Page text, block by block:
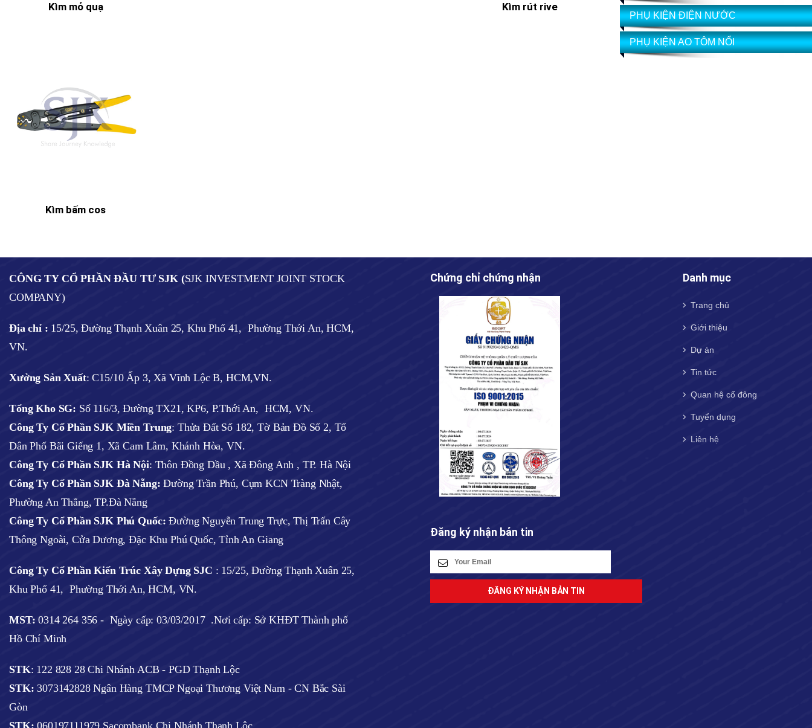
Kìm mỏ quạ Kìm rút rive
Kìm bấm cos
PHỤ KIỆN ĐIỆN NƯỚC
PHỤ KIỆN AO TÔM NỔI
CÔNG TY CỔ PHẦN ĐẦU TƯ SJK (SJK INVESTMENT JOINT STOCK
COMPANY)
Địa chỉ : 15/25, Đường Thạnh Xuân 25, Khu Phố 41, Phường Thới An, HCM,
VN.
Xưởng Sản Xuất: C15/10 Ấp 3, Xã Vĩnh Lộc B, HCM,VN.
Tổng Kho SG: Số 116/3, Đường TX21, KP6, P.Thới An, HCM, VN.
Công Ty Cổ Phần SJK Miền Trung: Thửa Đất Số 182, Tờ Bản Đồ Số 2, Tổ
Dân Phố Bãi Giếng 1, Xã Cam Lâm, Khánh Hòa, VN.
Công Ty Cổ Phần SJK Hà Nội: Thôn Đồng Dầu , Xã Đông Anh , TP. Hà Nội
Công Ty Cổ Phần SJK Đà Nẵng: Đường Trần Phú, Cụm KCN Tràng Nhật,
Phường An Thắng, TP.Đà Nẵng
Công Ty Cổ Phần SJK Phú Quốc: Đường Nguyễn Trung Trực, Thị Trấn Cây
Thông Ngoài, Cửa Dương, Đặc Khu Phú Quốc, Tỉnh An Giang
Công Ty Cổ Phần Kiến Trúc Xây Dựng SJC : 15/25, Đường Thạnh Xuân 25,
Khu Phố 41, Phường Thới An, HCM, VN.
MST:0314 264 356 - Ngày cấp: 03/03/2017 .Nơi cấp: Sở KHĐT Thành phố
Hồ Chí Minh
STK: 122 828 28 Chi Nhánh ACB - PGD Thạnh Lộc
STK: 3073142828 Ngân Hàng TMCP Ngoại Thương Việt Nam - CN Bắc Sài
Gòn
STK:060197111979 Sacombank Chi Nhánh Thạnh Lộc
Chứng chỉ chứng nhận
Đăng ký nhận bản tin
ĐĂNG KÝ NHẬN BẢN TIN
Danh mục
Trang chủ
Giới thiệu
Dự án
Tin tức
Quan hệ cổ đông
Tuyển dụng
Liên hệ